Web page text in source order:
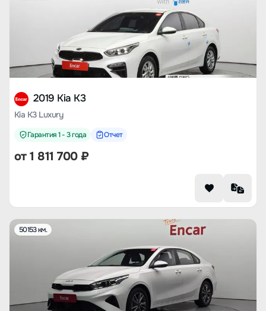
2019 Kia K3
Kia K3 Luxury
Гарантия 1 - 3 года Отчет
от1 811 700₽
50153 км.